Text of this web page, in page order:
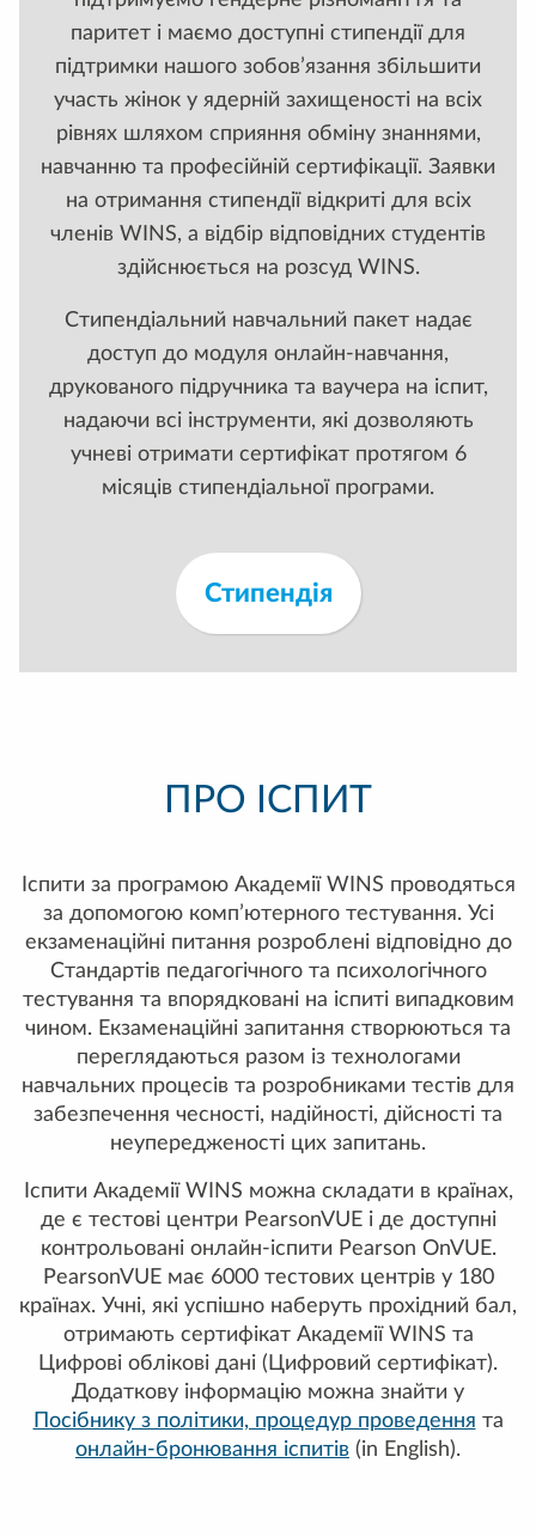
паритет і маємо доступні стипендії для
підтримки нашого зобов’язання збільшити
участь жінок у ядерній захищеності на всіх
рівнях шляхом сприяння обміну знаннями,
навчанню та професійній сертифікації. Заявки
на отримання стипендії відкриті для всіх
членів WINS, а відбір відповідних студентів
здійснюється на розсуд WINS.
Стипендіальний навчальний пакет надає
доступ до модуля онлайн-навчання,
друкованого підручника та ваучера на іспит,
надаючи всі інструменти, які дозволяють
учневі отримати сертифікат протягом 6
місяців стипендіальної програми.
Стипендія
ПРО ІСПИТ
Іспити за програмою Академії WINS проводяться
за допомогою комп’ютерного тестування. Усі
екзаменаційні питання розроблені відповідно до
Стандартів педагогічного та психологічного
тестування та впорядковані на іспиті випадковим
чином. Екзаменаційні запитання створюються та
переглядаються разом із технологами
навчальних процесів та розробниками тестів для
забезпечення чесності, надійності, дійсності та
неупередженості цих запитань.
Іспити Академії WINS можна складати в країнах,
де є тестові центри PearsonVUE і де доступні
контрольовані онлайн-іспити Pearson OnVUE.
PearsonVUE має 6000 тестових центрів у 180
країнах. Учні, які успішно наберуть прохідний бал,
отримають сертифікат Академії WINS та
Цифрові облікові дані (Цифровий сертифікат).
Додаткову інформацію можна знайти у
Посібнику з політики, процедур проведення та
онлайн-бронювання іспитів (in English).